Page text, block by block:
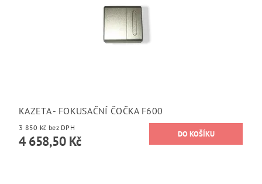
KAZETA - FOKUSAČNÍ ČOČKA F600
3 850 Kč bez DPH
4 658,50 Kč